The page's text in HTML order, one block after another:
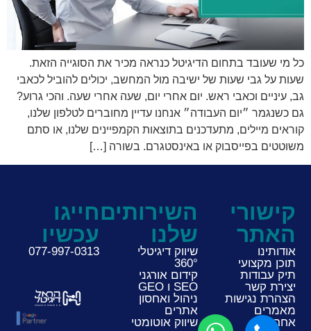
כל מי שעובד בתחום הדיגיטל כנראה מכיר את הסוגייה הזאת.
שעות על גבי שעות של ישיבה מול המחשב, יכולים להוביל לכאבי
גב, עיניים וכאבי ראש. יום אחרי יום, שעה אחרי שעה. והכי גרוע?
גם כשנגמר ״יום העבודה״ אנחנו עדיין מחוברים לטלפון שלנו,
קוראים מיילים, מתעדכנים בתוצאות הקמפיינים שלנו, או סתם
משוטטים בפייסבוק או באינסטגרם. בשורה […]
קישורי
האתר
אודותינו
תוכן מקצועי
תיק עבודות
יצירת קשר
הצהרת נגישות
מאמרים
אחרונים
השירותים
שלנו
שיווק דיגיטלי
360°
קידום אורגני
SEO ו GEO
ניהול ואחסון
אתרים
שיווק אוטומטי
חייגו
עכשיו
077-997-0313